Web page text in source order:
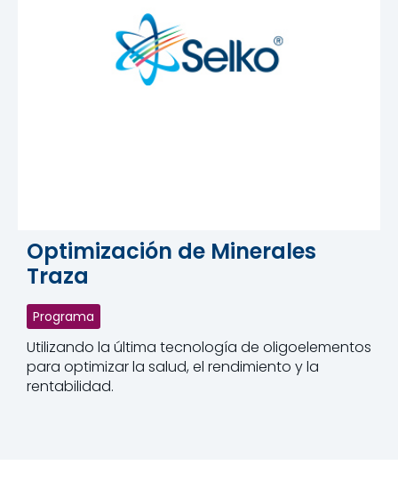
Optimización de Minerales
Traza
Programa
Utilizando la última tecnología de oligoelementos
para optimizar la salud, el rendimiento y la
rentabilidad.